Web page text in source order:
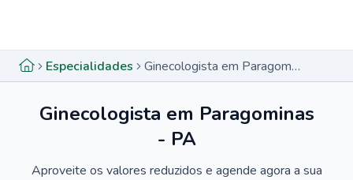
Especialidades Ginecologista em Paragominas - PA
Ginecologista em Paragominas
- PA
Aproveite os valores reduzidos e agende agora a sua